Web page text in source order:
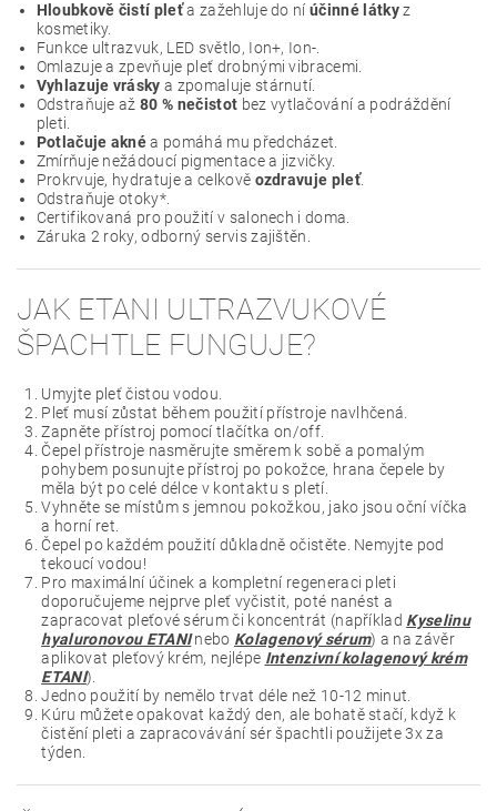
Hloubkově čistí pleť a zažehluje do ní účinné látky z
kosmetiky.
Funkce ultrazvuk, LED světlo, Ion+, Ion-.
Omlazuje a zpevňuje pleť drobnými vibracemi.
Vyhlazuje vrásky a zpomaluje stárnutí.
Odstraňuje až 80 % nečistot bez vytlačování a podráždění
pleti.
Potlačuje akné a pomáhá mu předcházet.
Zmírňuje nežádoucí pigmentace a jizvičky.
Prokrvuje, hydratuje a celkově ozdravuje pleť.
Odstraňuje otoky*.
Certifikovaná pro použití v salonech i doma.
Záruka 2 roky, odborný servis zajištěn.
JAK ETANI ULTRAZVUKOVÉ
ŠPACHTLE FUNGUJE?
Umyjte pleť čistou vodou.
Pleť musí zůstat během použití přístroje navlhčená.
Zapněte přístroj pomocí tlačítka on/off.
Čepel přístroje nasměrujte směrem k sobě a pomalým
pohybem posunujte přístroj po pokožce, hrana čepele by
měla být po celé délce v kontaktu s pletí.
Vyhněte se místům s jemnou pokožkou, jako jsou oční víčka
a horní ret.
Čepel po každém použití důkladně očistěte. Nemyjte pod
tekoucí vodou!
Pro maximální účinek a kompletní regeneraci pleti
doporučujeme nejprve pleť vyčistit, poté nanést a
zapracovat pleťové sérum či koncentrát (například Kyselinu
hyaluronovou ETANI nebo Kolagenový sérum) a na závěr
aplikovat pleťový krém, nejlépe Intenzivní kolagenový krém
ETANI).
Jedno použití by nemělo trvat déle než 10-12 minut.
Kúru můžete opakovat každý den, ale bohatě stačí, když k
čistění pleti a zapracovávání sér špachtli použijete 3x za
týden.